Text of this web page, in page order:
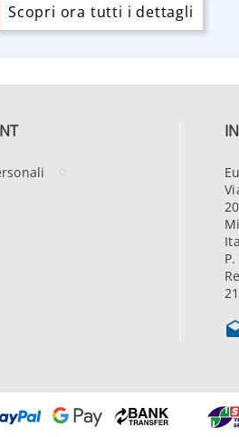
Scopri ora tutti i dettagli